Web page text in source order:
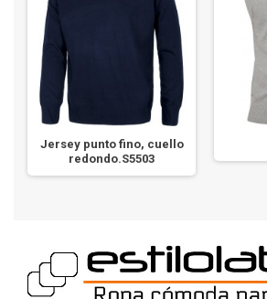
Jersey punto fino, cuello
redondo.S5503